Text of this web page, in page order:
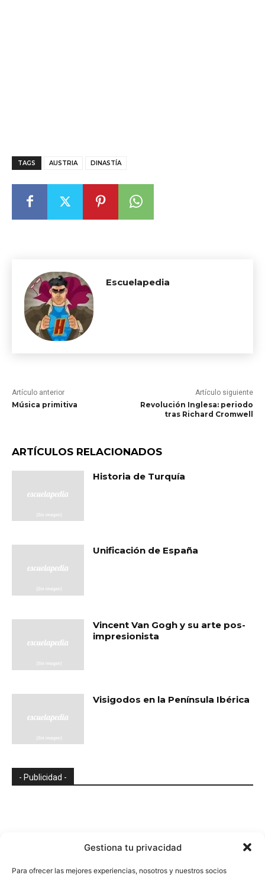
Gestiona tu privacidad
Para ofrecer las mejores experiencias, nosotros y nuestros socios
TAGS AUSTRIA DINASTÍA
Escuelapedia
Artículo anterior
Música primitiva
Artículo siguiente
Revolución Inglesa: periodo
tras Richard Cromwell
ARTÍCULOS RELACIONADOS
Historia de Turquía
Unificación de España
Vincent Van Gogh y su arte pos-
impresionista
Visigodos en la Península Ibérica
- Publicidad -